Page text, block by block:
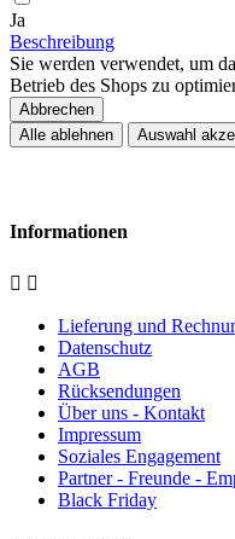
Ja
Beschreibung
Sie werden verwendet, um
Betrieb des Shops zu
Abbrechen
Alle ablehnen
Auswahl
Informationen
 
Lieferung und
Datenschutz
AGB
Rücksendungen
Über uns - Kontakt
Impressum
Soziales Engagement
Partner - Freunde -
Black Friday